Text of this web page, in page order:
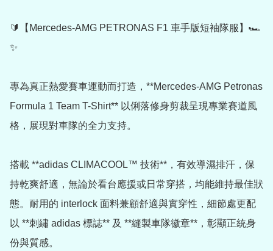
🔰【Mercedes-AMG PETRONAS F1 車手版短袖隊服】🏎️
✨
專為真正熱愛賽車運動而打造，**Mercedes-AMG Petronas
Formula 1 Team T-Shirt** 以俐落修身剪裁呈現專業賽道風
格，展現對車隊的全力支持。
搭載 **adidas CLIMACOOL™ 技術**，有效導濕排汗，保
持乾爽舒適，無論於看台應援或日常穿搭，均能維持最佳狀
態。耐用的 interlock 面料兼顧舒適與實穿性，細節處更配
以 **刺繡 adidas 標誌** 及 **縫製車隊徽章**，彰顯正統身
份與質感。